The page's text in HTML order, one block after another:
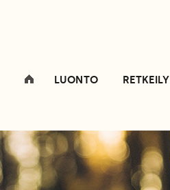
LUONTO RETKEILY